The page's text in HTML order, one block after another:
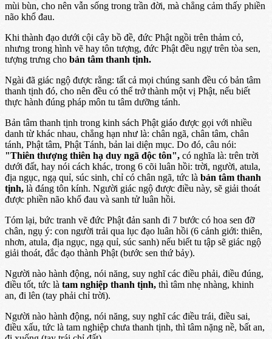
mùi bùn, cho nên vẫn sống trong trần đời, mà chẳng cảm thấy phiền
não khổ đau.
Khi thành đạo dưới cội cây bồ đề, đức Phật ngồi trên thảm cỏ,
nhưng trong hình vẽ hay tôn tượng, đức Phật đều ngự trên tòa sen,
tượng trưng cho bản tâm thanh tịnh.
Ngài đã giác ngộ được rằng: tất cả mọi chúng sanh đều có bản tâm
thanh tịnh đó, cho nên đều có thể trở thành một vị Phật, nếu biết
thực hành đúng pháp môn tu tâm dưỡng tánh.
Bản tâm thanh tịnh trong kinh sách Phật giáo được gọi với nhiều
danh từ khác nhau, chẳng hạn như là: chân ngã, chân tâm, chân
tánh, Phật tâm, Phật Tánh, bản lai diện mục. Do đó, câu nói:
"Thiên thượng thiên hạ duy ngã độc tôn", có nghĩa là: trên trời
dưới đất, hay nói cách khác, trong 6 cõi luân hồi: trời, người, atula,
địa ngục, ngạ quỉ, súc sinh, chỉ có chân ngã, tức là bản tâm thanh
tịnh, là đáng tôn kính. Người giác ngộ được điều này, sẽ giải thoát
được phiền não khổ đau và sanh tử luân hồi.
Tóm lại, bức tranh vẽ đức Phật đản sanh đi 7 bước có hoa sen đỡ
chân, ngụ ý: con người trải qua lục đạo luân hồi (6 cảnh giới: thiên,
nhơn, atula, địa ngục, ngạ quỉ, súc sanh) nếu biết tu tập sẽ giác ngộ
giải thoát, đắc đạo thành Phật (bước sen thứ bảy).
Người nào hành động, nói năng, suy nghĩ các điều phải, điều đúng,
điều tốt, tức là tam nghiệp thanh tịnh, thì tâm nhẹ nhàng, khinh
an, đi lên (tay phải chỉ trời).
Người nào hành động, nói năng, suy nghĩ các điều trái, điều sai,
điều xấu, tức là tam nghiệp chưa thanh tịnh, thì tâm nặng nề, bất an,